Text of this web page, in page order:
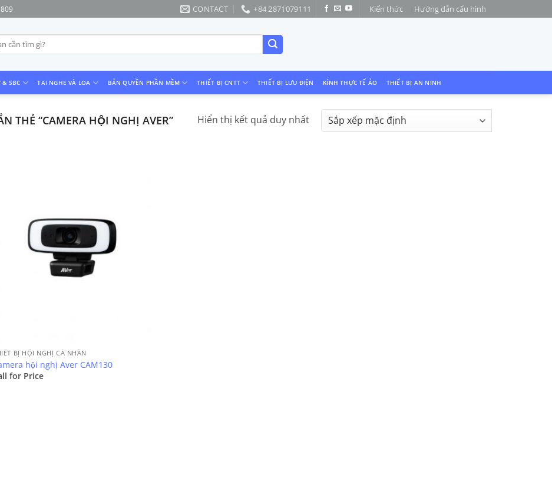
CONTACT +84 2871079111 Kiến thức Hướng dẫn cấu hình
& SBC TAI NGHE VÀ LOA BẢN QUYỀN PHẦN MỀM THIẾT BỊ CNTT THIẾT BỊ LƯU ĐIỆN KÍNH THỰC TẾ ẢO THIẾT BỊ AN NINH
THẺ “CAMERA HỘI NGHỊ AVER” Hiển thị kết quả duy nhất
BỊ HỘI NGHỊ CÁ NHÂN
hội nghị Aver CAM130
for Price